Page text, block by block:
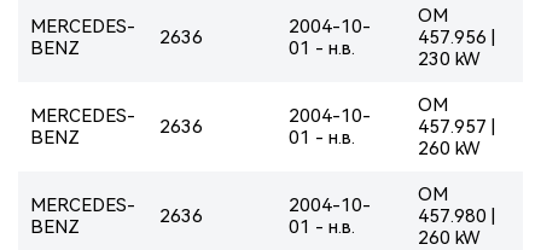
MERCEDES-
BENZ
2636
2004-10-
01 - н.в.
OM
457.956 |
230 kW
MERCEDES-
BENZ
2636
2004-10-
01 - н.в.
OM
457.957 |
260 kW
MERCEDES-
BENZ
2636
2004-10-
01 - н.в.
OM
457.980 |
260 kW